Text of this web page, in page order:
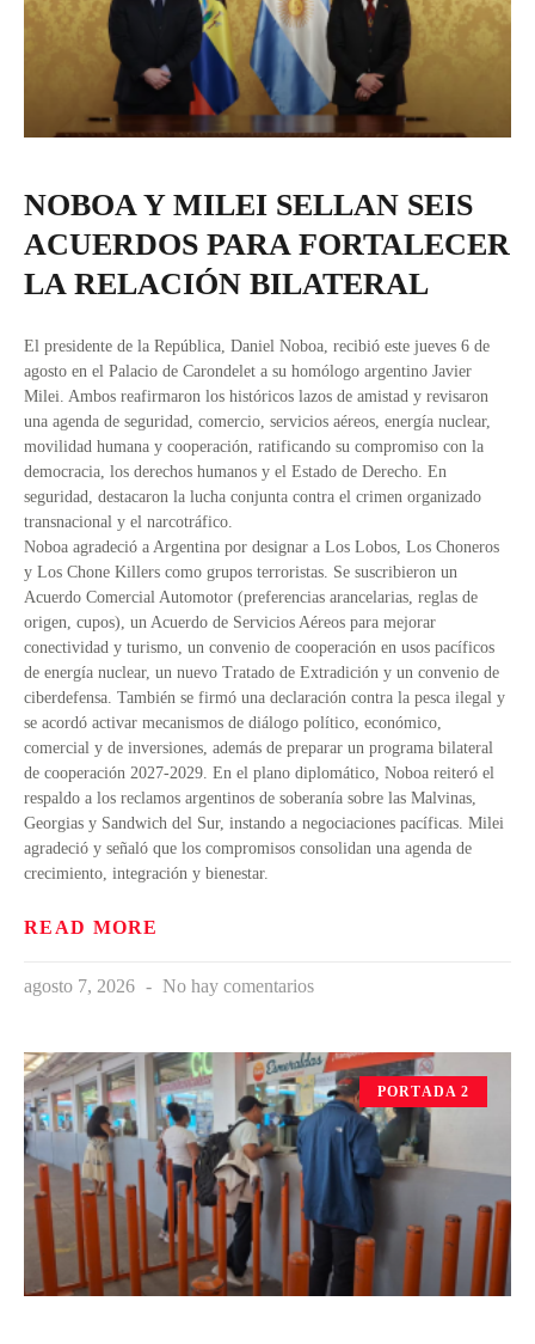
NOBOA Y MILEI SELLAN SEIS
ACUERDOS PARA FORTALECER
LA RELACIÓN BILATERAL
El presidente de la República, Daniel Noboa, recibió este jueves 6 de
agosto en el Palacio de Carondelet a su homólogo argentino Javier
Milei. Ambos reafirmaron los históricos lazos de amistad y revisaron
una agenda de seguridad, comercio, servicios aéreos, energía nuclear,
movilidad humana y cooperación, ratificando su compromiso con la
democracia, los derechos humanos y el Estado de Derecho. En
seguridad, destacaron la lucha conjunta contra el crimen organizado
transnacional y el narcotráfico.
Noboa agradeció a Argentina por designar a Los Lobos, Los Choneros
y Los Chone Killers como grupos terroristas. Se suscribieron un
Acuerdo Comercial Automotor (preferencias arancelarias, reglas de
origen, cupos), un Acuerdo de Servicios Aéreos para mejorar
conectividad y turismo, un convenio de cooperación en usos pacíficos
de energía nuclear, un nuevo Tratado de Extradición y un convenio de
ciberdefensa. También se firmó una declaración contra la pesca ilegal y
se acordó activar mecanismos de diálogo político, económico,
comercial y de inversiones, además de preparar un programa bilateral
de cooperación 2027-2029. En el plano diplomático, Noboa reiteró el
respaldo a los reclamos argentinos de soberanía sobre las Malvinas,
Georgias y Sandwich del Sur, instando a negociaciones pacíficas. Milei
agradeció y señaló que los compromisos consolidan una agenda de
crecimiento, integración y bienestar.
READ MORE
agosto 7, 2026 No hay comentarios
PORTADA 2